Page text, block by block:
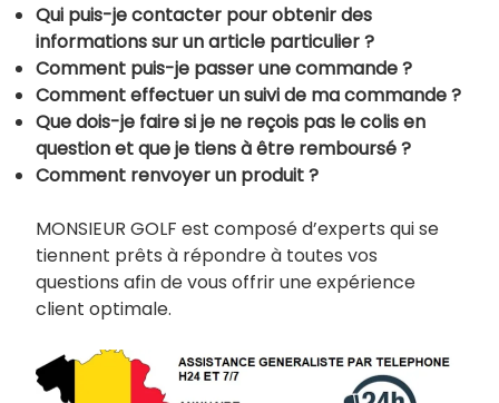
Qui puis-je contacter pour obtenir des
informations sur un article particulier ?
Comment puis-je passer une commande ?
Comment effectuer un suivi de ma commande ?
Que dois-je faire si je ne reçois pas le colis en
question et que je tiens à être remboursé ?
Comment renvoyer un produit ?
MONSIEUR GOLF est composé d’experts qui se
tiennent prêts à répondre à toutes vos
questions afin de vous offrir une expérience
client optimale.